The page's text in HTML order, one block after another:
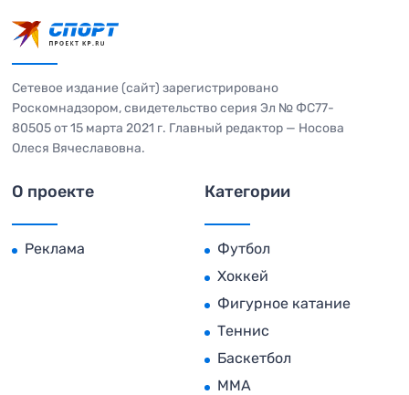
Сетевое издание (сайт) зарегистрировано
Роскомнадзором, свидетельство серия Эл № ФС77-
80505 от 15 марта 2021 г. Главный редактор — Носова
Олеся Вячеславовна.
О проекте
Реклама
Категории
Футбол
Хоккей
Фигурное катание
Теннис
Баскетбол
MMA